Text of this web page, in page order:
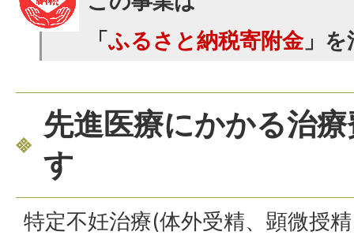
「ふるさと納税寄附金」を
先進医療にかかる治
す
特定不妊治療(体外受精、顕微授